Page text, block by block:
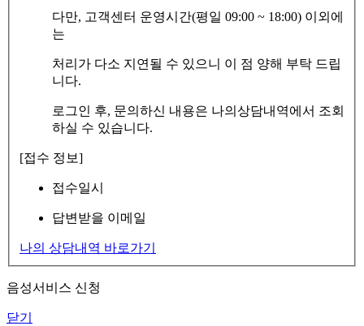
다만, 고객센터 운영시간(평일 09:00 ~ 18:00) 이외에
는
처리가 다소 지연될 수 있으니 이 점 양해 부탁 드립
니다.
로그인 후, 문의하신 내용은 나의상담내역에서 조회
하실 수 있습니다.
[접수 정보]
접수일시
답변받을 이메일
나의 상담내역 바로가기
음성서비스 신청
닫기